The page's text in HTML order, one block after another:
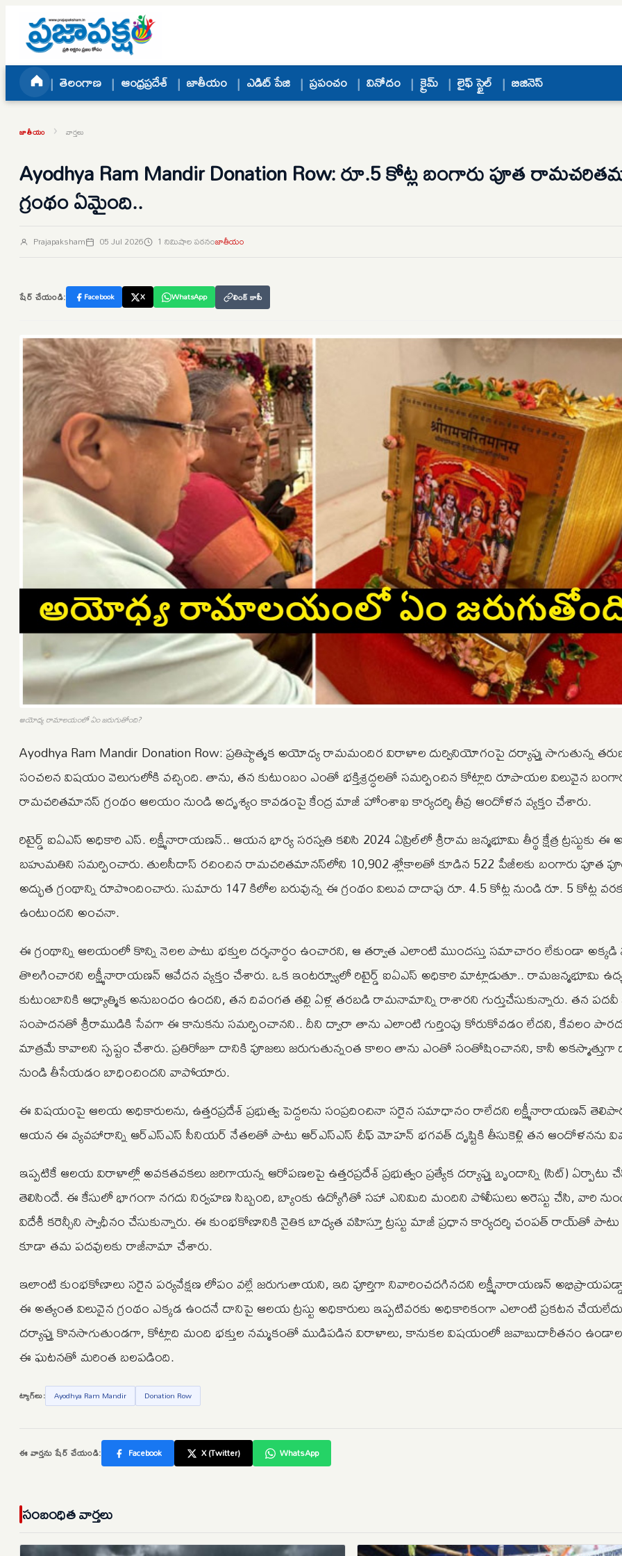
Skip to content
తెలంగాణ ఆంధ్రప్రదేశ్ జాతీయం ఎడిట్ పేజి ప్రపంచం వినోదం క్రైమ్ లైఫ్ స్టైల్ బిజినెస్
జాతీయం › వార్తలు
Ayodhya Ram Mandir Donation Row: రూ.5 కోట్ల బంగారు పూత
గ్రంథం ఏమైంది..
Prajapaksham 05 Jul 2026 1 నిమిషాల పఠనంజాతీయం
షేర్ చేయండి: Facebook X WhatsApp లింక్ కాపీ
అయోధ్య రామాలయంలో ఏం జరుగుతోంది?
Ayodhya Ram Mandir Donation Row: ప్రతిష్ఠాత్మక అయోధ్య రామమందిర విరాళాల దుర్వినియోగంపై దర్యాప్తు సాగుతున్న
సంచలన విషయం వెలుగులోకి వచ్చింది. తాను, తన కుటుంబం ఎంతో భక్తిశ్రద్ధలతో సమర్పించిన కోట్లాది రూపాయల విలువైన
రామచరితమానస్ గ్రంథం ఆలయం నుండి అదృశ్యం కావడంపై కేంద్ర మాజీ హోంశాఖ కార్యదర్శి తీవ్ర ఆందోళన వ్యక్తం చేశారు.
రిటైర్డ్ ఐఏఎస్ అధికారి ఎస్. లక్ష్మీనారాయణన్.. ఆయన భార్య సరస్వతి కలిసి 2024 ఏప్రిల్‌లో శ్రీరామ జన్మభూమి తీర్థ క్షేత్ర ట్రస్టుకు
బహుమతిని సమర్పించారు. తులసీదాస్ రచించిన రామచరితమానస్‌లోని 10,902 శ్లోకాలతో కూడిన 522 పేజీలకు బంగారు పూత
అద్భుత గ్రంథాన్ని రూపొందించారు. సుమారు 147 కిలోల బరువున్న ఈ గ్రంథం విలువ దాదాపు రూ. 4.5 కోట్ల నుండి రూ. 5 కోట్ల
ఉంటుందని అంచనా.
ఈ గ్రంథాన్ని ఆలయంలో కొన్ని నెలల పాటు భక్తుల దర్శనార్థం ఉంచారని, ఆ తర్వాత ఎలాంటి ముందస్తు సమాచారం లేకుండా అక్కడి
తొలగించారని లక్ష్మీనారాయణన్ ఆవేదన వ్యక్తం చేశారు. ఒక ఇంటర్వ్యూలో రిటైర్డ్ ఐఏఎస్ అధికారి మాట్లాడుతూ.. రామజన్మభూమి
కుటుంబానికి ఆధ్యాత్మిక అనుబంధం ఉందని, తన దివంగత తల్లి ఏళ్ల తరబడి రామనామాన్ని రాశారని గుర్తుచేసుకున్నారు. తన
సంపాదనతో శ్రీరాముడికి సేవగా ఈ కానుకను సమర్పించానని.. దీని ద్వారా తాను ఎలాంటి గుర్తింపు కోరుకోవడం లేదని, కేవలం
మాత్రమే కావాలని స్పష్టం చేశారు. ప్రతిరోజూ దానికి పూజలు జరుగుతున్నంత కాలం తాను ఎంతో సంతోషించానని, కానీ
నుండి తీసేయడం బాధించిందని వాపోయారు.
ఈ విషయంపై ఆలయ అధికారులను, ఉత్తరప్రదేశ్ ప్రభుత్వ పెద్దలను సంప్రదించినా సరైన సమాధానం రాలేదని లక్ష్మీనారాయణన్
ఆయన ఈ వ్యవహారాన్ని ఆర్ఎస్ఎస్ సీనియర్ నేతలతో పాటు ఆర్ఎస్ఎస్ చీఫ్ మోహన్ భగవత్ దృష్టికి తీసుకెళ్లి తన ఆందోళనను
ఇప్పటికే ఆలయ విరాళాల్లో అవకతవకలు జరిగాయన్న ఆరోపణలపై ఉత్తరప్రదేశ్ ప్రభుత్వం ప్రత్యేక దర్యాప్తు బృందాన్ని (సిట్) ఏర్పాటు
తెలిసిందే. ఈ కేసులో భాగంగా నగదు నిర్వహణ సిబ్బంది, బ్యాంకు ఉద్యోగితో సహా ఎనిమిది మందిని పోలీసులు అరెస్టు చేసి, వారి
విదేశీ కరెన్సీని స్వాధీనం చేసుకున్నారు. ఈ కుంభకోణానికి నైతిక బాధ్యత వహిస్తూ ట్రస్టు మాజీ ప్రధాన కార్యదర్శి చంపత్ రాయ్‌తో పాటు
కూడా తమ పదవులకు రాజీనామా చేశారు.
ఇలాంటి కుంభకోణాలు సరైన పర్యవేక్షణ లోపం వల్లే జరుగుతాయని, ఇది పూర్తిగా నివారించదగినదని లక్ష్మీనారాయణన్
ఈ అత్యంత విలువైన గ్రంథం ఎక్కడ ఉందనే దానిపై ఆలయ ట్రస్టు అధికారులు ఇప్పటివరకు అధికారికంగా ఎలాంటి ప్రకటన
దర్యాప్తు కొనసాగుతుండగా, కోట్లాది మంది భక్తుల నమ్మకంతో ముడిపడిన విరాళాలు, కానుకల విషయంలో జవాబుదారీతనం
ఈ ఘటనతో మరింత బలపడింది.
ట్యాగ్‌లు: Ayodhya Ram Mandir Donation Row
ఈ వార్తను షేర్ చేయండి: Facebook X (Twitter) WhatsApp
సంబంధిత వార్తలు